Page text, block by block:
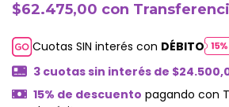
$62.475,00 con
Cuotas SIN interés con DÉBITO
3 cuotas sin interés de
15% de descuento pagando con